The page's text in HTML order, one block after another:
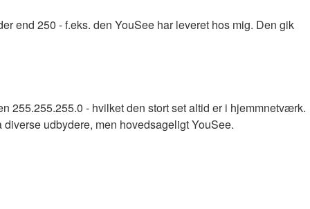
end 250 - f.eks. den YouSee har leveret hos mig. Den gik
255.255.255.0 - hvilket den stort set altid er i hjemmnetværk.
udbydere, men hovedsageligt YouSee.